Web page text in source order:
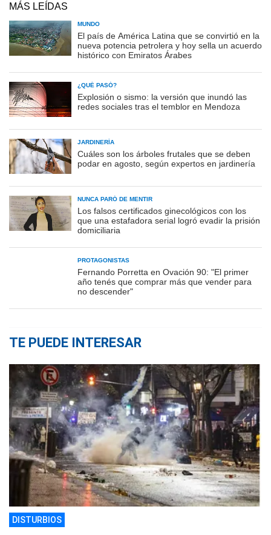
MÁS LEÍDAS
MUNDO
El país de América Latina que se convirtió en la
nueva potencia petrolera y hoy sella un acuerdo
histórico con Emiratos Árabes
¿QUÉ PASÓ?
Explosión o sismo: la versión que inundó las
redes sociales tras el temblor en Mendoza
JARDINERÍA
Cuáles son los árboles frutales que se deben
podar en agosto, según expertos en jardinería
NUNCA PARÓ DE MENTIR
Los falsos certificados ginecológicos con los
que una estafadora serial logró evadir la prisión
domiciliaria
PROTAGONISTAS
Fernando Porretta en Ovación 90: "El primer
año tenés que comprar más que vender para
no descender"
TE PUEDE INTERESAR
DISTURBIOS